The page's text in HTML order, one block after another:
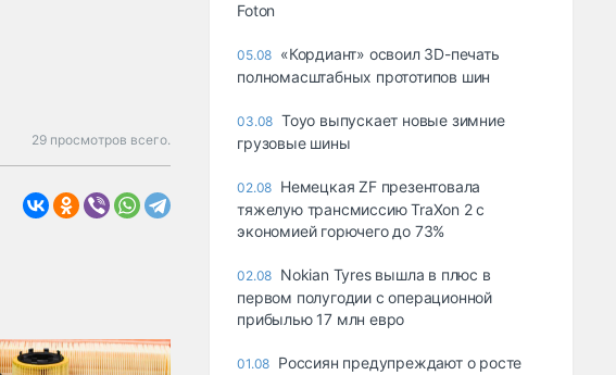
29 просмотров всего.
Foton
05.08 «Кордиант» освоил 3D-печать
полномасштабных прототипов шин
03.08 Toyo выпускает новые зимние
грузовые шины
02.08 Немецкая ZF презентовала
тяжелую трансмиссию TraXon 2 с
экономией горючего до 73%
02.08 Nokian Tyres вышла в плюс в
первом полугодии с операционной
прибылью 17 млн евро
01.08 Россиян предупреждают о росте